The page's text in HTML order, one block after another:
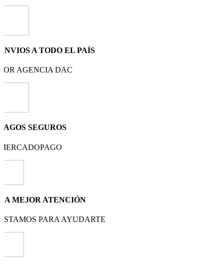
A TODO EL PAÍS
AGENCIA DAC
SEGUROS
MEJOR ATENCIÓN
PARA AYUDARTE